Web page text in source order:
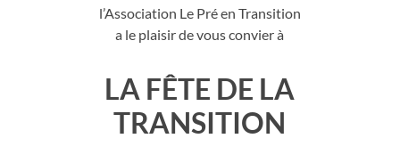
l’Association Le Pré en Transition
a le plaisir de vous convier à
LA FÊTE DE LA
TRANSITION